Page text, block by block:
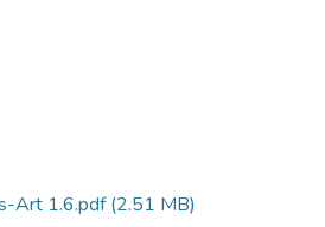
Art 1.6.pdf(2.51 MB)